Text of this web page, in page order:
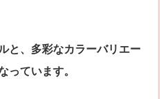
と、多彩なカラーバリエー
っています。